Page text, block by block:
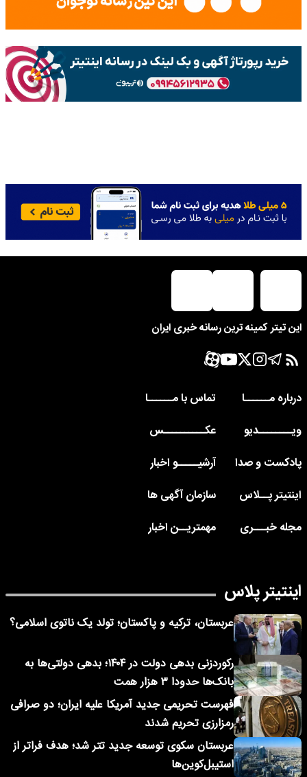
این تیتر کمینه ترین رسانه خبری ایران
درباره مــــــا
تماس با مــــــا
ویــــــــدیو
عکــــــــــس
پادکست و صدا
آرشیـــــو اخبار
اینتیتر پــلاس
سازمان آگهی ها
مجله خبـــری
مهمتریــن اخبار
اینتیتر پلاس
عربستان، ترکیه و پاکستان؛ تولد یک ناتوی اسلامی؟
رکوردزنی بدهی دولت در ۱۴۰۴؛ بدهی دولتی‌ها به
بانک‌ها حدودا ۳ هزار همت
فهرست تحریمی جدید آمریکا علیه ایران؛ دو صرافی
رمزارزی تحریم شدند
عربستان سکوی توسعه جدید تتر شد؛ هدف فراتر از
استیبل‌کوین‌ها